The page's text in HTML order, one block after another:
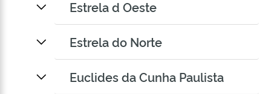
Estrela d Oeste
Estrela do Norte
Euclides da Cunha Paulista